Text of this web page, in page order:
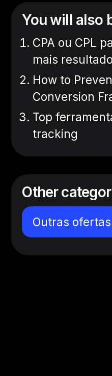
You will also
CPA ou CPL
mais
How to
Conversion
Top
tracking
Other
Outras ofertas